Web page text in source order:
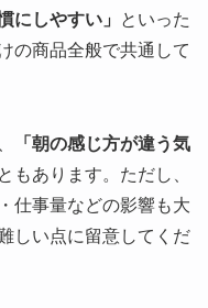
にしやすい」
といった
の商品全般で共通して
「朝の感じ方が違う気
もあります。ただし、
仕事量などの影響も大
しい点に留意してくだ